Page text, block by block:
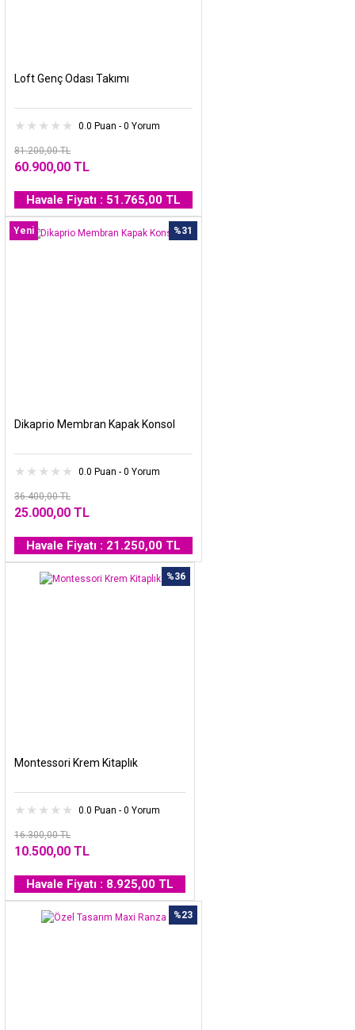
Loft Genç Odası Takımı
0.0 Puan - 0 Yorum
81.200,00 TL
60.900,00 TL
Havale Fiyatı : 51.765,00 TL
%31
Yeni
Dikaprio Membran Kapak Konsol
0.0 Puan - 0 Yorum
36.400,00 TL
25.000,00 TL
Havale Fiyatı : 21.250,00 TL
%36
Montessori Krem Kitaplık
0.0 Puan - 0 Yorum
16.300,00 TL
10.500,00 TL
Havale Fiyatı : 8.925,00 TL
%23